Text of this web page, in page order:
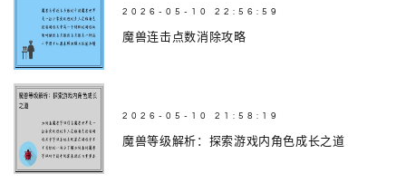
2026-05-10 22:56:59
魔兽连击点数消除攻略
2026-05-10 21:58:19
魔兽等级解析：探索游戏内角色成长之道